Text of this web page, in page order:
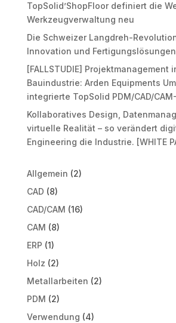
TopSolid’ShopFloor definiert die
Werkzeugverwaltung neu
Die Schweizer Langdreh-
Innovation und Fertigungslösungen
[FALLSTUDIE] Projektmanagement
Bauindustrie: Arden Equipments
integrierte TopSolid PDM/CAD/
Kollaboratives Design,
virtuelle Realität – so verändert
Engineering die Industrie. [WHITE
Allgemein (2)
CAD (8)
CAD/CAM (16)
CAM (8)
ERP (1)
Holz (2)
Metallarbeiten (2)
PDM (2)
Verwendung (4)